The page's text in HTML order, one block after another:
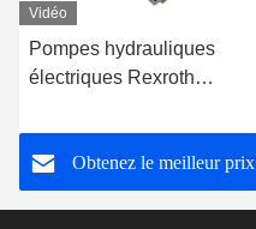
Vidéo
Pompes hydrauliques
électriques Rexroth
PPA12G30
Obtenez le meilleur prix